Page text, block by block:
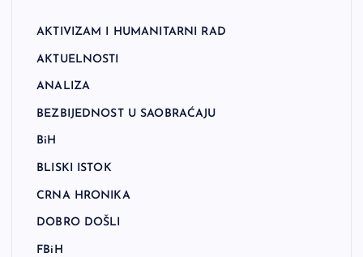
AKTIVIZAM I HUMANITARNI RAD
AKTUELNOSTI
ANALIZA
BEZBIJEDNOST U SAOBRAĆAJU
BiH
BLISKI ISTOK
CRNA HRONIKA
DOBRO DOŠLI
FBiH